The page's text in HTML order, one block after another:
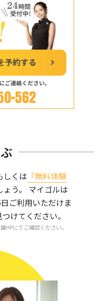
しくは 『無料体験
う。
マイゴルは
ご利用いただけま
けてください。
HPにてご確認ください。